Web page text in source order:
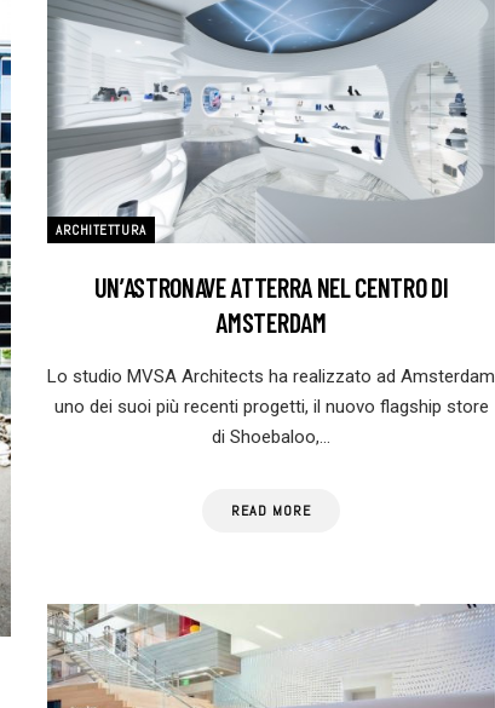
ARCHITETTURA
UN’ASTRONAVE ATTERRA NEL CENTRO DI
AMSTERDAM
Lo studio MVSA Architects ha realizzato ad Amsterdam
uno dei suoi più recenti progetti, il nuovo flagship store
di Shoebaloo,…
READ MORE